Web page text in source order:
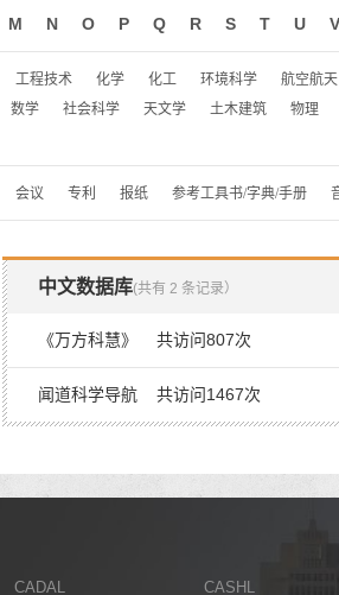
M N O P Q R S T U V
工程技术 化学 化工 环境科学 航空航天
数学 社会科学 天文学 土木建筑 物理
会议 专利 报纸 参考工具书/字典/手册
中文数据库(共有 2 条记录）
《万方科慧》 共访问807次
闻道科学导航 共访问1467次
CADAL CASHL